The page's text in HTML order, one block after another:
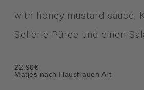
with honey mustard sauce,
Sellerie-Püree und einen
22,90€
Matjes nach Hausfrauen Art